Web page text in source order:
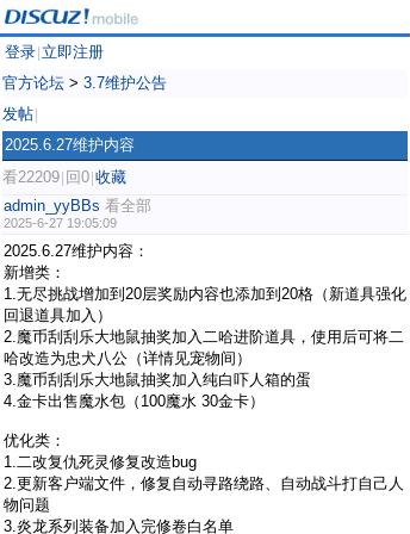
登录 立即注册
官方论坛 > 3.7维护公告
发帖
2025.6.27维护内容
看22209 回0 收藏
admin_yyBBs 看全部
2025-6-27 19:05:09
2025.6.27维护内容：
新增类：
1.无尽挑战增加到20层奖励内容也添加到20格（新道具强化
回退道具加入）
2.魔币刮刮乐大地鼠抽奖加入二哈进阶道具，使用后可将二
哈改造为忠犬八公（详情见宠物间）
3.魔币刮刮乐大地鼠抽奖加入纯白吓人箱的蛋
4.金卡出售魔水包（100魔水 30金卡）
优化类：
1.二改复仇死灵修复改造bug
2.更新客户端文件，修复自动寻路绕路、自动战斗打自己人
物问题
3.炎龙系列装备加入完修卷白名单